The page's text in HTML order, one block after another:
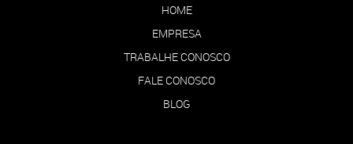
HOME
EMPRESA
TRABALHE CONOSCO
FALE CONOSCO
BLOG